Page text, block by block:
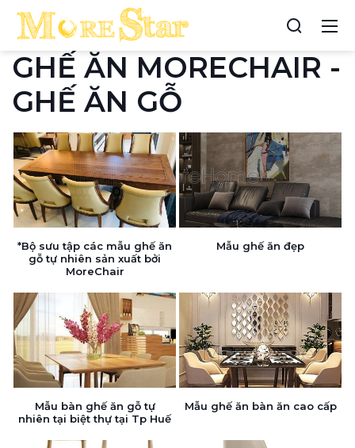
GHẾ ĂN MORECHAIR -
GHẾ ĂN GỖ
*Bộ sưu tập các mẫu ghế ăn
gỗ tự nhiên sản xuất bởi
MoreChair
Mẫu ghế ăn đẹp
Mẫu bàn ghế ăn gỗ tự
nhiên tại biệt thự tại Tp Huế
Mẫu ghế ăn bàn ăn cao cấp